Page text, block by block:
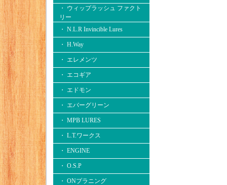
・ ウィップラッシュ ファクト
リー
・ N.L.R Invincible Lures
・ H.Way
・ エレメンツ
・ エコギア
・ エドモン
・ エバーグリーン
・ MPB LURES
・ L.T.ワークス
・ ENGINE
・ O.S.P
・ ONプラニング